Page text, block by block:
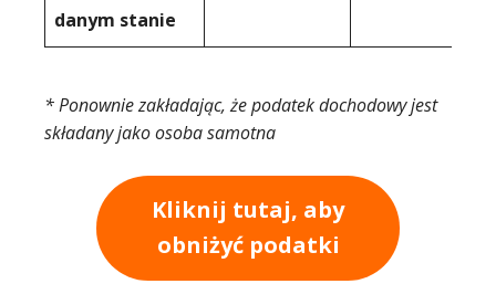
danym stanie
* Ponownie zakładając, że podatek dochodowy jest
składany jako osoba samotna
Kliknij tutaj, aby
obniżyć podatki